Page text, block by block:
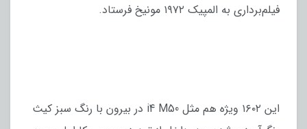
فیلم‌برداری به المپیک ۱۹۷۲ مونیخ فرستاد.
این ۱۶۰۲ ویژه هم مثل i4 M50 در بیرون با رنگ سبز کیث